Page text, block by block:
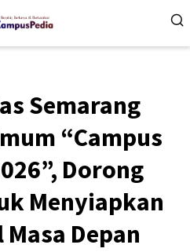
Semarang
“Campus
Dorong
Menyiapkan
Depan